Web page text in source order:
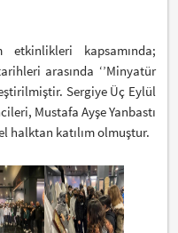
etkinlikleri kapsamında;
arasında ‘’Minyatür
Sergiye Üç Eylül
Mustafa Ayşe Yanbastı
halktan katılım olmuştur.